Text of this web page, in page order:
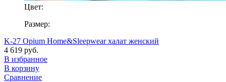
Цвет:
Размер:
K-27 Opium Home&Sleepwear халат женский
4 619 руб.
В избранное
В корзину
Сравнение